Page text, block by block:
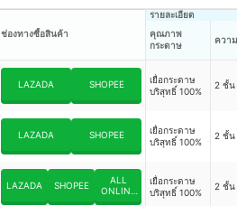
ช่องทางซื้อสินค้า
รายละเอียด
คุณภาพ
กระดาษ
ควา
LAZADA SHOPEE
เยื่อกระดาษ
บริสุทธิ์ 100%
2 ชั้น
LAZADA SHOPEE
เยื่อกระดาษ
บริสุทธิ์ 100%
2 ชั้น
LAZADA SHOPEE
ALL
ONLINE
เยื่อกระดาษ
บริสุทธิ์ 100%
2 ชั้น